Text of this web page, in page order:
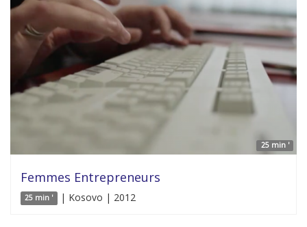
25 min '
Femmes Entrepreneurs
25 min ' | Kosovo | 2012